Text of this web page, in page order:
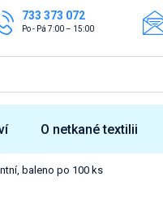
733 373 072
Po - Pá 7:00 – 15:00
O netkané textilii
baleno po 100 ks